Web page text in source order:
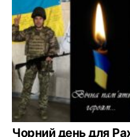
Чорний день для